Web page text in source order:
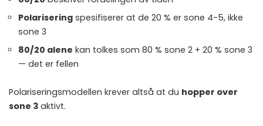
Polarisering spesifiserer at de 20 % er sone 4-5, ikke
sone 3
80/20 alene kan tolkes som 80 % sone 2 + 20 % sone 3
— det er fellen
Polariseringsmodellen krever altså at du hopper over
sone 3 aktivt.